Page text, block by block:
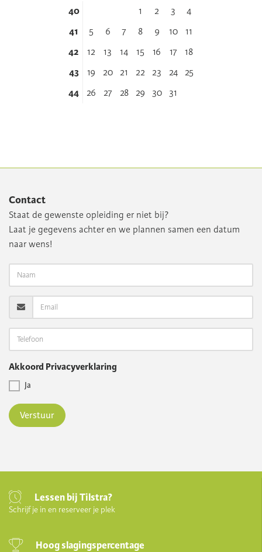
40 1 2 3
4
41
5 6 7 8 9 10
11
42
12 13 14 15 16 17
18
43
19 20 21 22 23 24
25
44
26 27 28 29 30 31
Contact
Staat de gewenste opleiding er niet bij?
Laat je gegevens achter en we plannen samen een datum
naar wens!
Akkoord Privacyverklaring
Ja
Verstuur
Lessen bij Tilstra?
Schrijf je in en reserveer je plek
Hoog slagingspercentage